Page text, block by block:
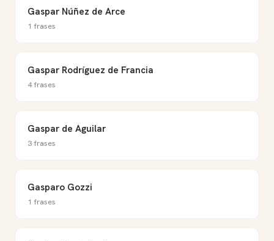
Gaspar Núñez de Arce
1 frases
Gaspar Rodríguez de Francia
4 frases
Gaspar de Aguilar
3 frases
Gasparo Gozzi
1 frases